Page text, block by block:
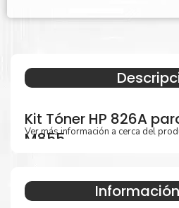
Kit Tóner HP 826A
M855
Especificaciones
Ver más información a cerca del